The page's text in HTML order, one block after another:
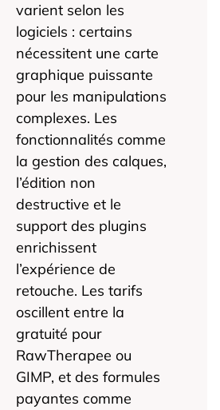
varient selon les
logiciels : certains
nécessitent une carte
graphique puissante
pour les manipulations
complexes. Les
fonctionnalités comme
la gestion des calques,
l’édition non
destructive et le
support des plugins
enrichissent
l’expérience de
retouche. Les tarifs
oscillent entre la
gratuité pour
RawTherapee ou
GIMP, et des formules
payantes comme